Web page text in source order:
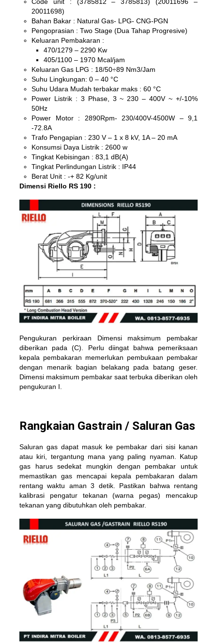
Code unit : (3785812 – 3785813) (20011696 –
20011698)
Bahan Bakar : Natural Gas- LPG- CNG-PGN
Pengoprasian : Two Stage (Dua Tahap Progresive)
Keluaran Pembakaran :
470/1279 – 2290 Kw
405/1100 – 1970 Mcal/jam
Keluaran Gas LPG : 18/50÷89 Nm3/Jam
Suhu Lingkungan: 0 – 40 °C
Suhu Udara Mudah terbakar maks : 60 °C
Power Listrik : 3 Phase, 3 ~ 230 – 400V ~ +/-10%
50Hz
Power Motor : 2890Rpm- 230/400V-4500W – 9,1
-72.8A
Trafo Pengapian : 230 V – 1 x 8 kV, 1A – 20 mA
Konsumsi Daya Listrik : 2600 w
Tingkat Kebisingan : 83,1 dB(A)
Tingkat Perlindungan Listrik : IP44
Berat Unit : -+ 82 Kg/unit
Dimensi Riello RS 190 :
Pengukuran perkiraan Dimensi maksimum pembakar
diberikan pada (C). Perlu diingat bahwa pemeriksaan
kepala pembakaran memerlukan pembukaan pembakar
dengan menarik bagian belakang pada batang geser.
Dimensi maksimum pembakar saat terbuka diberikan oleh
pengukuran I.
Rangkaian Gastrain / Saluran Gas
Saluran gas dapat masuk ke pembakar dari sisi kanan
atau kiri, tergantung mana yang paling nyaman. Katup
gas harus sedekat mungkin dengan pembakar untuk
memastikan gas mencapai kepala pembakaran dalam
rentang waktu aman 3 detik. Pastikan bahwa rentang
kalibrasi pengatur tekanan (warna pegas) mencakup
tekanan yang dibutuhkan oleh pembakar.